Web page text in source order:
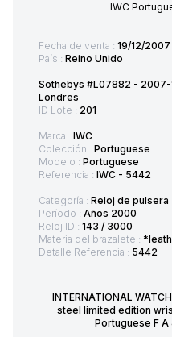
IWC
Fecha de venta : 19/12/2007
País : Reino Unido
Sothebys #L07882 - 2007-
Londres
ID Lote : 201
Marca : IWC
Colección : Portuguese
Modelo : Portuguese
Referencia : IWC - 5442
Categoría : Reloj de pulsera
Período : Años 2000
Reloj ID : 143 / 3000
Materia del brazalete :
Detalle Referencia : 5442
INTERNATIONAL
steel limited edition
Portuguese F